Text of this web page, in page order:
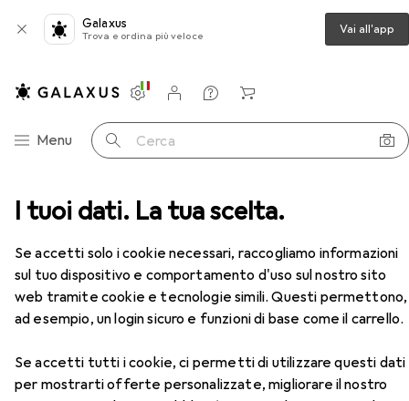
I tuoi dati. La tua scelta.
Se accetti solo i cookie necessari, raccogliamo informazioni
sul tuo dispositivo e comportamento d'uso sul nostro sito
web tramite cookie e tecnologie simili. Questi permettono,
ad esempio, un login sicuro e funzioni di base come il carrello.
Se accetti tutti i cookie, ci permetti di utilizzare questi dati
per mostrarti offerte personalizzate, migliorare il nostro
Galaxus
Trova e ordina più veloce Vai all'app
Categoria Navigazione
Menu Cerca
Impostazioni
Conto cliente
Liste di confronto
Liste dei desideri
Carrello
Cuffie da ufficio Jabra Engage 50 Mono NC
EUR
177,01
JabraEngage 50 Mono NC
Cablato, USB-C, Cisco, Team Microsoft, Unify